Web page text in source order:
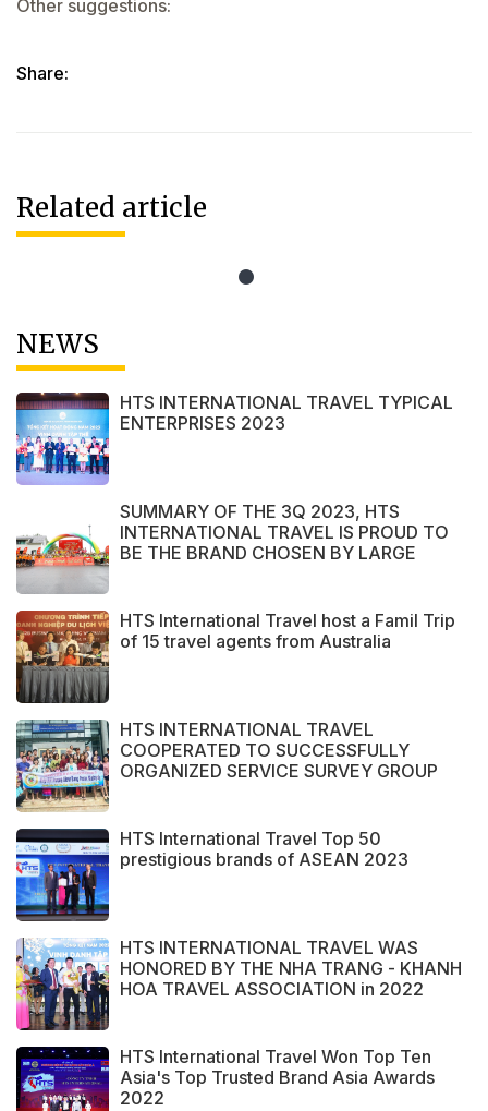
Other suggestions:
Share:
Related article
NEWS
HTS INTERNATIONAL TRAVEL TYPICAL
ENTERPRISES 2023
SUMMARY OF THE 3Q 2023, HTS
INTERNATIONAL TRAVEL IS PROUD TO
BE THE BRAND CHOSEN BY LARGE
HTS International Travel host a Famil Trip
of 15 travel agents from Australia
HTS INTERNATIONAL TRAVEL
COOPERATED TO SUCCESSFULLY
ORGANIZED SERVICE SURVEY GROUP
HTS International Travel Top 50
prestigious brands of ASEAN 2023
HTS INTERNATIONAL TRAVEL WAS
HONORED BY THE NHA TRANG - KHANH
HOA TRAVEL ASSOCIATION in 2022
HTS International Travel Won Top Ten
Asia's Top Trusted Brand Asia Awards
2022